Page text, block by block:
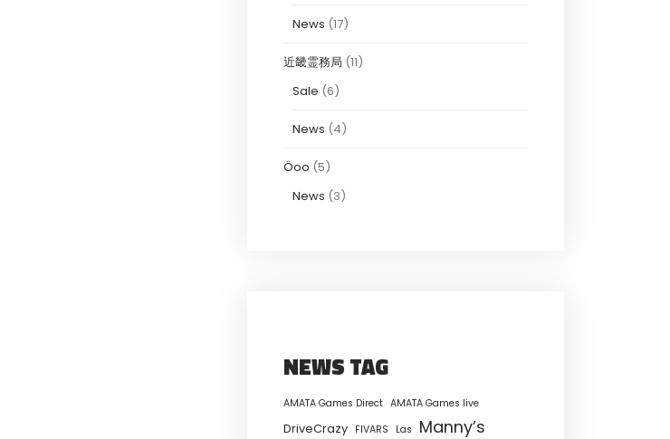
News (17)
近畿霊務局 (11)
Sale (6)
News (4)
Öoo (5)
News (3)
NEWS TAG
AMATA Games Direct AMATA Games live
DriveCrazy FIVARS Las Manny’s